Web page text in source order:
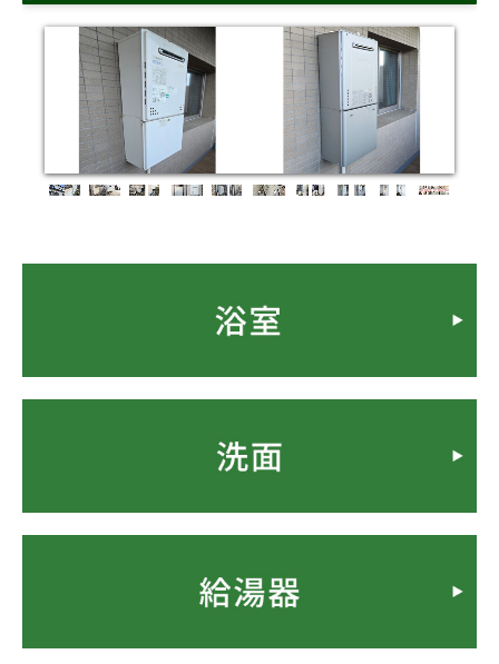
キッチン
内装
外構・その他
お客様の声・笑顔アルバム
お問合せ
よくある質問
豆知識・コラム